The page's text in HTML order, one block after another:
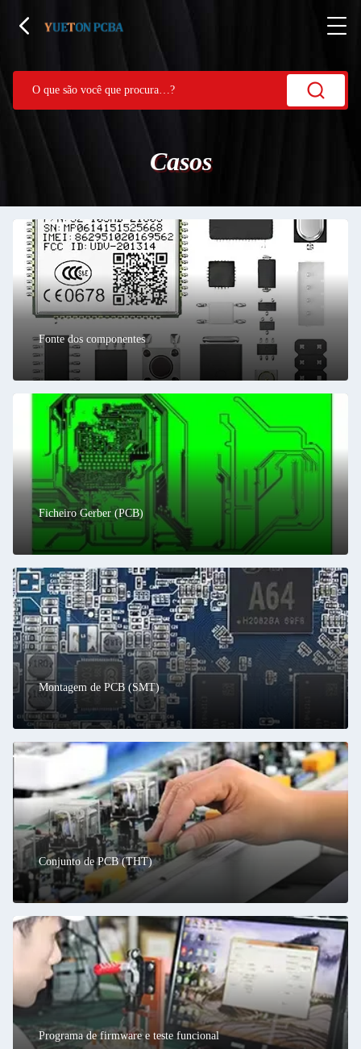
Casos
Fonte dos componentes
Ficheiro Gerber (PCB)
Montagem de PCB (SMT)
Conjunto de PCB (THT)
Programa de firmware e teste funcional